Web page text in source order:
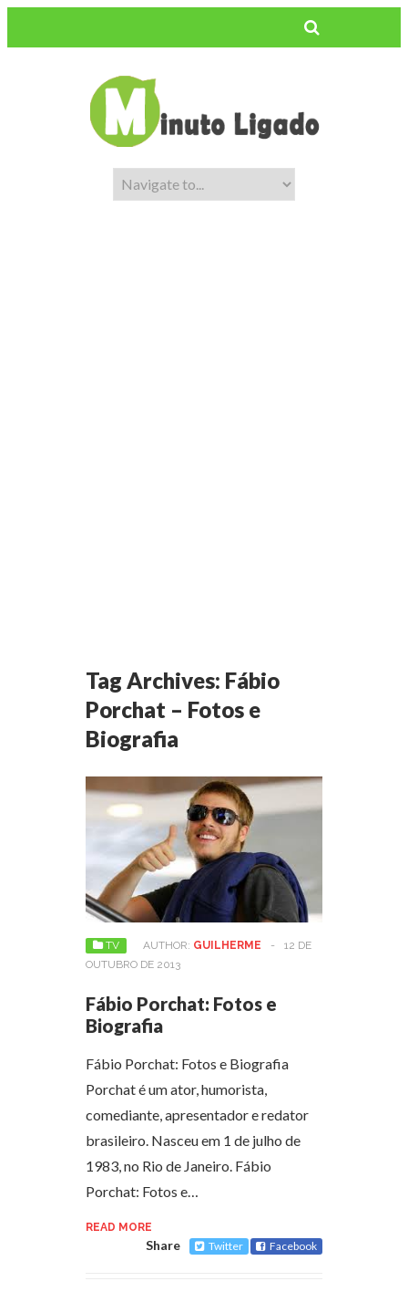
Tag Archives: Fábio
Porchat – Fotos e
Biografia
TV AUTHOR: GUILHERME -
12 DE
OUTUBRO DE 2013
Fábio Porchat: Fotos e
Biografia
Fábio Porchat: Fotos e Biografia
Porchat é um ator, humorista,
comediante, apresentador e redator
brasileiro. Nasceu em 1 de julho de
1983, no Rio de Janeiro. Fábio
Porchat: Fotos e…
READ MORE
Share Twitter Facebook